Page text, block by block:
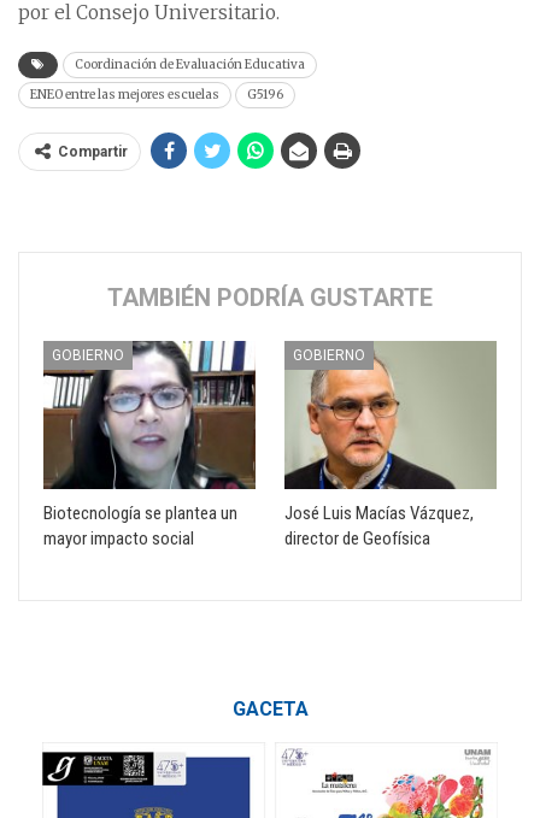
por el Consejo Universitario.
Coordinación de Evaluación Educativa
ENEO entre las mejores escuelas
G5196
Compartir
TAMBIÉN PODRÍA GUSTARTE
GOBIERNO
Biotecnología se plantea un
mayor impacto social
GOBIERNO
José Luis Macías Vázquez,
director de Geofísica
GACETA